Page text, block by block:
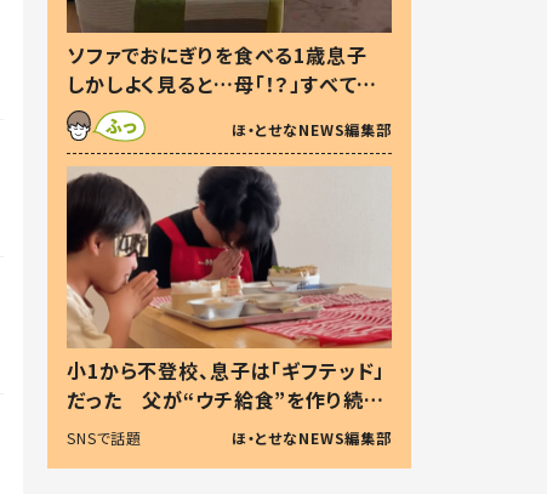
ソファでおにぎりを食べる1歳息子
しかしよく見ると…母「！？」すべてを
察した母の投稿に「可愛いから許
す！」「現行犯〜」
ほ・とせなNEWS編集部
小1から不登校、息子は「ギフテッド」
だった 父が“ウチ給食”を作り続け
る理由とは #令和の親 #令和の子
SNSで話題 ほ・とせなNEWS編集部